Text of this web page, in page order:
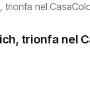
trionfa nel